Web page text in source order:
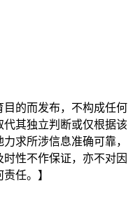
目的而发布，不构成任何
其独立判断或仅根据该
求所涉信息准确可靠，
性不作保证，亦不对因
任。】